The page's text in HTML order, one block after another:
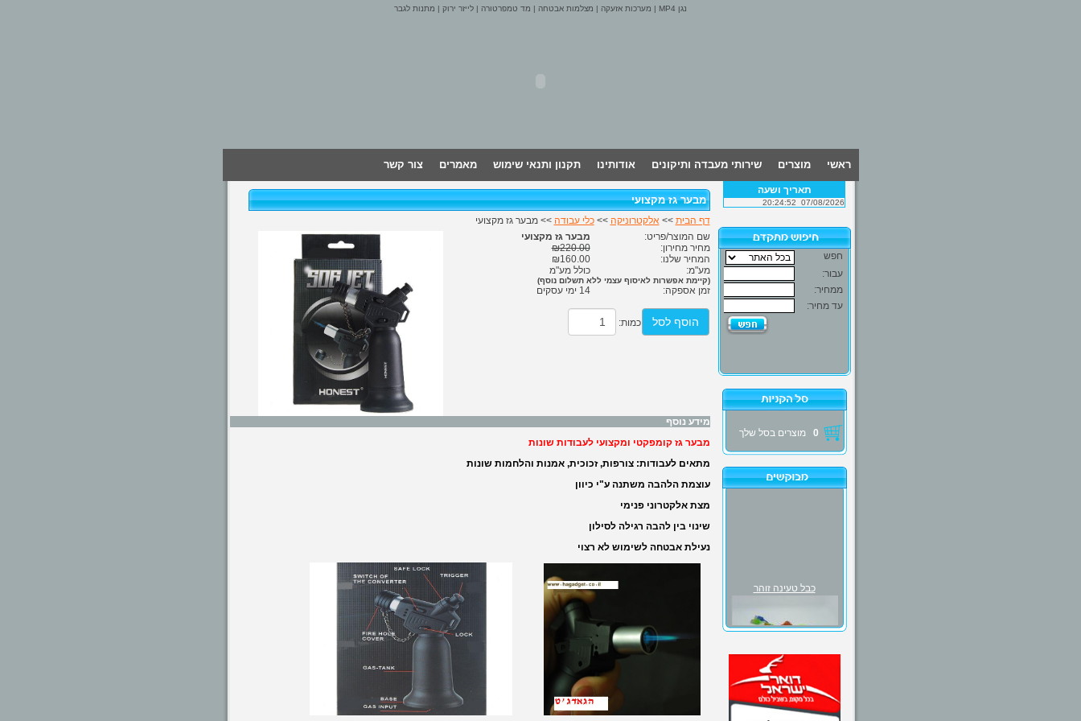
נגן MP4 | מערכות אזעקה | מצלמות אבטחה | מד טמפרטורה | לייזר ירוק | מתנות לגבר
ראשי מוצרים שירותי מעבדה ותיקונים אודותינו תקנון ותנאי שימוש מאמרים צור קשר
תאריך ושעה
07/08/2026
20:24:52
0 מוצרים בסל שלך
כבל טעינה זוהר
₪30.00
מבער גז מקצועי
דף הבית >> אלקטרוניקה >>כלי עבודה >> מבער גז מקצועי
שם המוצר/פריט:
מבער גז מקצועי
מחיר מחירון:
₪220.00
המחיר שלנו:
₪160.00
מע"מ:
כולל מע"מ
(קיימת אפשרות לאיסוף עצמי ללא תשלום נוסף)
זמן אספקה: 14 ימי עסקים
הוסף לסל כמות:
מידע נוסף
מבער גז קומפקטי ומקצועי לעבודות שונות
מתאים לעבודות: צורפות, זכוכית, אמנות והלחמות שונות
עוצמת הלהבה משתנה ע"י כיוון
מצת אלקטרוני פנימי
שינוי בין להבה רגילה לסילון
נעילת אבטחה לשימוש לא רצוי